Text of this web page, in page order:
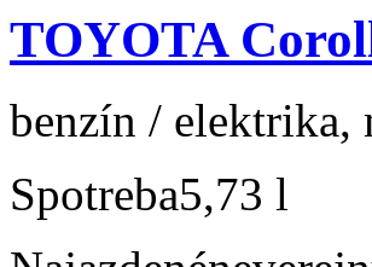
TOYOTA
benzín / elektrika,
Spotreba5,73 l